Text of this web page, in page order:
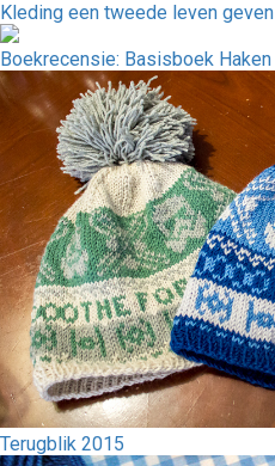
Kleding een tweede leven
Boekrecensie: Basisboek
Terugblik 2015